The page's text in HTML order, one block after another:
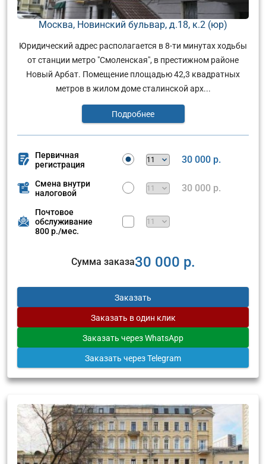
Москва, Новинский бульвар, д.18, к.2 (юр)
Юридический адрес располагается в 8-ти минутах ходьбы
от станции метро "Смоленская", в престижном районе
Новый Арбат. Помещение площадью 42,3 квадратных
метров в жилом доме сталинской арх...
Подробнее
Первичная
регистрация
30 000 р.
Смена внутри
налоговой
30 000 р.
Почтовое
обслуживание
800 р./мес.
Сумма заказа30 000 р.
Заказать
Заказать в один клик
Заказать через WhatsApp
Заказать через Telegram